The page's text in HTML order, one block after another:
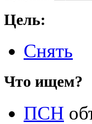
Цель:
Снять
Что ищем?
ПСН